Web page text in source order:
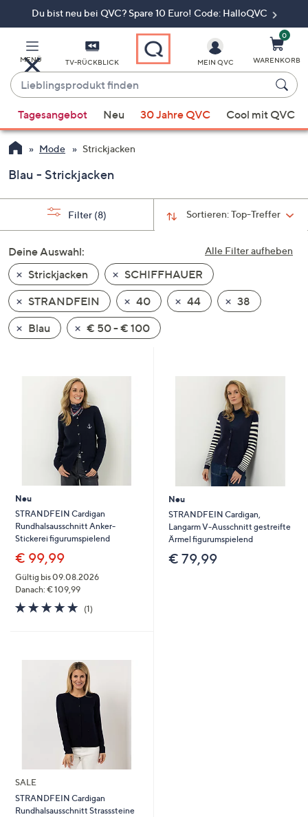
Du bist neu bei QVC? Spare 10 Euro! Code: HalloQVC
MENÜ TV-RÜCKBLICK
Lieblingsprodukt
finden
Vorschläge
verfügbar
sind,
verwenden
oben
und
nach
unten
oder
wischen
um
diese
anzuzeigen.
MEIN QVC
0
WARENKORB
Tagesangebot Neu 30 Jahre QVC Cool mit QVC
Mode Strickjacken
Blau - Strickjacken
Sortieren:Top-Treffer
Filter (8)
Alle Filter aufheben
Deine Auswahl:
Strickjacken
SCHIFFHAUER
STRANDFEIN
40 44
38
Blau
€ 50 - € 100
Neu
STRANDFEIN Cardigan
Rundhalsausschnitt Anker-
Stickerei figurumspielend
€ 99,99
Gültig bis 09.08.2026
Danach: € 109,99
5.0
von
(1)1
Neu
STRANDFEIN Cardigan,
Langarm V-Ausschnitt gestreifte
Ärmel figurumspielend
€ 79,99
SALE
STRANDFEIN Cardigan
Rundhalsausschnitt Strasssteine